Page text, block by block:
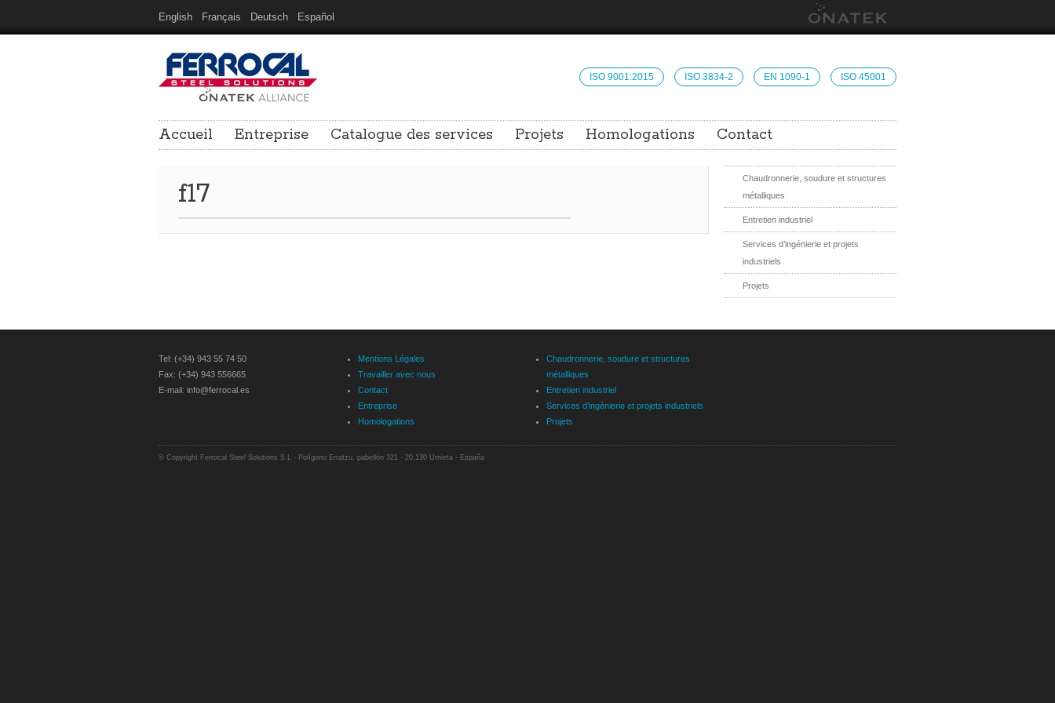
English Français Deutsch Español
ISO 9001:2015 ISO 3834-2 EN 1090-1 ISO 45001
Accueil Entreprise Catalogue des services Projets Homologations Contact
f17
Chaudronnerie, soudure et structures
métalliques
Entretien industriel
Services d’ingénierie et projets
industriels
Projets
Tel: (+34) 943 55 74 50
Fax: (+34) 943 556665
E-mail: info@ferrocal.es
Mentions Légales
Travailler avec nous
Contact
Entreprise
Homologations
Chaudronnerie, soudure et structures
métalliques
Entretien industriel
Services d’ingénierie et projets industriels
Projets
© Copyright Ferrocal Steel Solutions S.L - Polígono Erratzu, pabellón 321 - 20.130 Urnieta - España